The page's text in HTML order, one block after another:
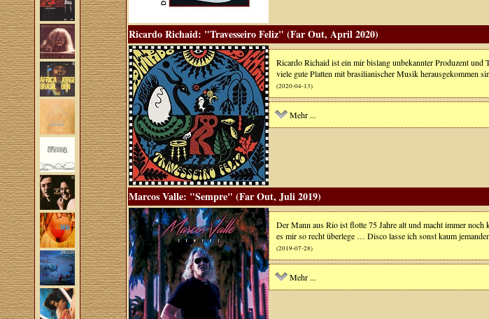
Ricardo Richaid: "Travesseiro Feliz" (Far Out, April 2020)
Ricardo Richaid ist ein mir bislang unbekannter Produzent
viele gute Platten mit brasilianischer Musik herausgekommen
(2020-04-13)
Mehr ...
Marcos Valle: "Sempre" (Far Out, Juli 2019)
Der Mann aus Rio ist flotte 75 Jahre alt und macht immer
es mir so recht überlege … Disco lasse ich sonst kaum
(2019-07-28)
Mehr ...